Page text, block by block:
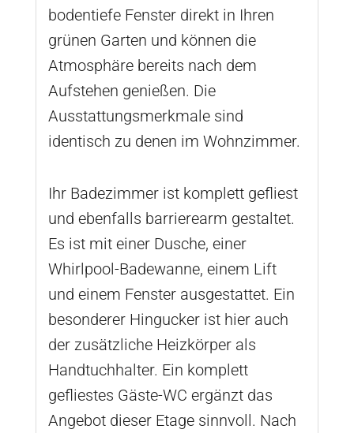
bodentiefe Fenster direkt in Ihren
grünen Garten und können die
Atmosphäre bereits nach dem
Aufstehen genießen. Die
Ausstattungsmerkmale sind
identisch zu denen im Wohnzimmer.
Ihr Badezimmer ist komplett gefliest
und ebenfalls barrierearm gestaltet.
Es ist mit einer Dusche, einer
Whirlpool-Badewanne, einem Lift
und einem Fenster ausgestattet. Ein
besonderer Hingucker ist hier auch
der zusätzliche Heizkörper als
Handtuchhalter. Ein komplett
gefliestes Gäste-WC ergänzt das
Angebot dieser Etage sinnvoll. Nach